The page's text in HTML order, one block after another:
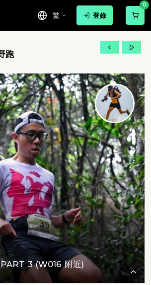
繁 登錄
0
活動相簿 MovePic
有相片
港5峰越野跑
跑
3 (W016 附近)